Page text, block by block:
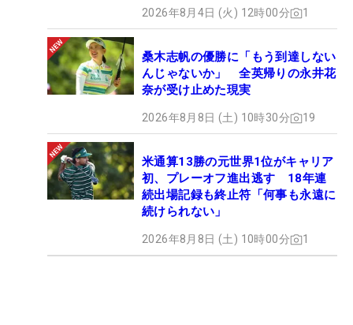
2026年8月4日 (火) 12時00分 1
桑木志帆の優勝に「もう到達しない
んじゃないか」 全英帰りの永井花
奈が受け止めた現実
2026年8月8日 (土) 10時30分 19
米通算13勝の元世界1位がキャリア
初、プレーオフ進出逃す 18年連
続出場記録も終止符「何事も永遠に
続けられない」
2026年8月8日 (土) 10時00分 1